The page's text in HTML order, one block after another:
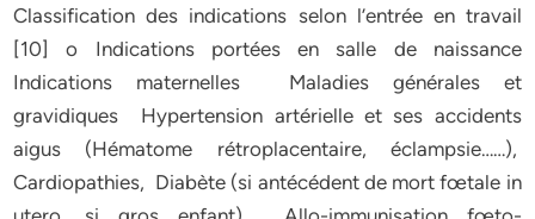
Classification des indications selon l’entrée en travail
[10] o Indications portées en salle de naissance
Indications maternelles Maladies générales et
gravidiques Hypertension artérielle et ses accidents
aigus (Hématome rétroplacentaire, éclampsie……),
Cardiopathies, Diabète (si antécédent de mort fœtale in